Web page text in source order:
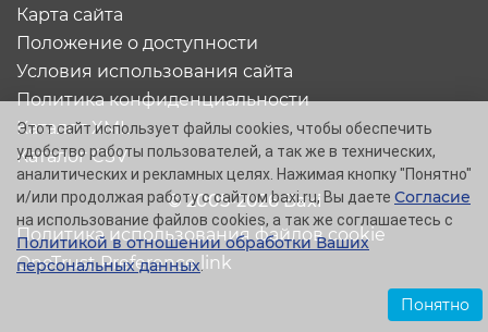
© 2005-2026 Baxi
Карта сайта
Положение о доступности
Условия использования сайта
Политика конфиденциальности
Каталог XML
Каталог CSV
Политика использования файлов cookie
OneTrust Preference link
Этот сайт использует файлы cookies, чтобы обеспечить
удобство работы пользователей, а так же в технических,
аналитических и рекламных целях. Нажимая кнопку "Понятно"
и/или продолжая работу с сайтом baxi.ru, Вы даете Согласие
на использование файлов cookies, а так же соглашаетесь с
Политикой в отношении обработки Ваших
персональных данных.
Понятно